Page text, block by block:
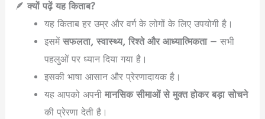
🪶क्यों पढ़ें यह किताब?
यह किताब हर उम्र और वर्ग के लोगों के लिए उपयोगी है।
इसमें सफलता, स्वास्थ्य, रिश्ते और आध्यात्मिकता— सभी
पहलुओं पर ध्यान दिया गया है।
इसकी भाषा आसान और प्रेरणादायक है।
यह आपको अपनी मानसिक सीमाओं से मुक्त होकर बड़ा सोचने
की प्रेरणा देती है।